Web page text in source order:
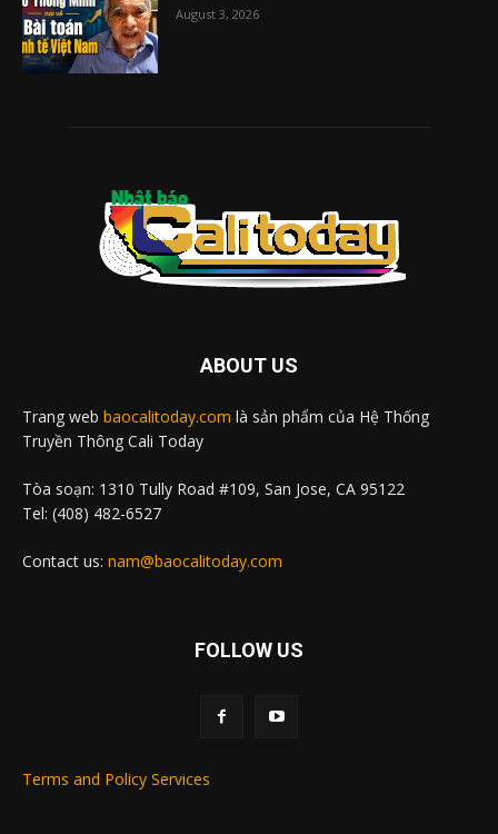
August 3, 2026
ABOUT US
Trang web baocalitoday.com là sản phẩm của Hệ Thống
Truyền Thông Cali Today
Tòa soạn: 1310 Tully Road #109, San Jose, CA 95122
Tel: (408) 482-6527
Contact us: nam@baocalitoday.com
FOLLOW US
Terms and Policy Services